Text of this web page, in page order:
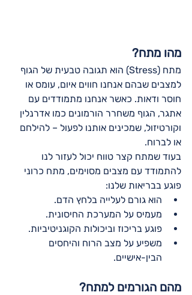
מהו מתח?
מתח (Stress) הוא תגובה טבעית של הגוף
למצבים שבהם אנחנו חווים איום, עומס או
חוסר ודאות. כאשר אנחנו מתמודדים עם
אתגר, הגוף משחרר הורמונים כמו אדרנלין
וקורטיזול, שמכינים אותנו לפעול – להילחם
או לברוח.
בעוד שמתח קצר טווח יכול לעזור לנו
להתמודד עם מצבים מסוימים, מתח כרוני
פוגע בבריאות שלנו:
הוא גורם לעלייה בלחץ הדם.
מעמיס על המערכת החיסונית.
פוגע בריכוז וביכולות הקוגניטיביות.
משפיע על מצב הרוח והיחסים
הבין-אישיים.
מהם הגורמים למתח?